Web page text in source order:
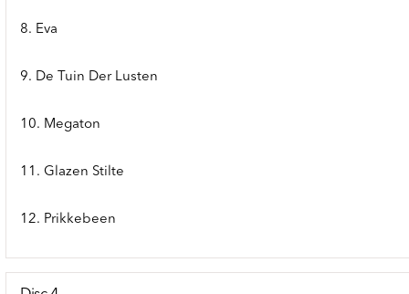
8. Eva
9. De Tuin Der Lusten
10. Megaton
11. Glazen Stilte
12. Prikkebeen